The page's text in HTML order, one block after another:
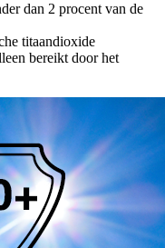
dan 2 procent van de
titaandioxide
bereikt door het